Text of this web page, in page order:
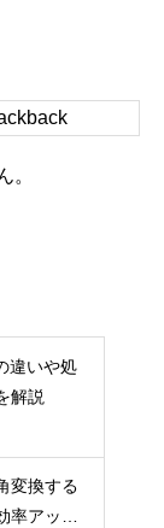
。
違いや処
解説
変換する
率アップ